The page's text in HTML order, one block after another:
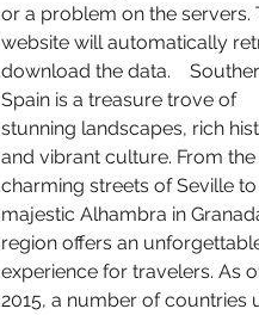
or a problem on the servers.
website will automatically
download the data.
Spain is a treasure trove of
stunning landscapes, rich
and vibrant culture. From the
charming streets of Seville
majestic Alhambra in
region offers an
experience for travelers. As
2015, a number of countries